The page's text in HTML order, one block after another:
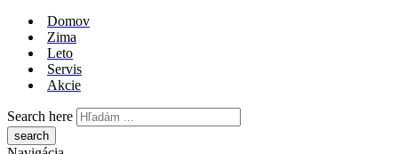
Domov
Zima
Leto
Servis
Akcie
Search here